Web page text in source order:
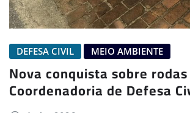
DEFESA CIVIL MEIO AMBIENTE
Nova conquista sobre
Coordenadoria de Defesa